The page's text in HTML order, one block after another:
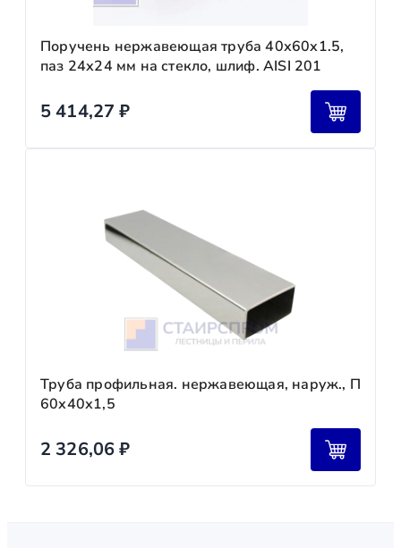
Поручень нержавеющая труба 40х60х1.5,
паз 24х24 мм на стекло, шлиф. AISI 201
5 414,27₽
Труба профильная. нержавеющая, наруж., П
60х40х1,5
2 326,06₽